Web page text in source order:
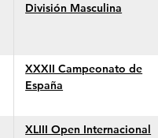
División Masculina
XXXII Campeonato de
España
XLIII Open Internacional